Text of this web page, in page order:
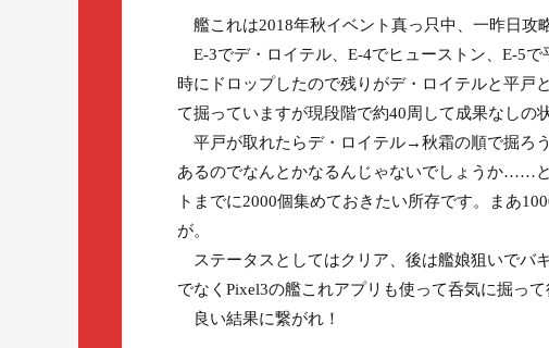
艦これは2018年秋イベント真っ只中、一昨日攻
E-3でデ・ロイテル、E-4でヒューストン、E-5
時にドロップしたので残りがデ・ロイテルと平戸
て掘っていますが現段階で約40周して成果なしの
平戸が取れたらデ・ロイテル→秋霜の順で掘ろ
あるのでなんとかなるんじゃないでしょうか……
トまでに2000個集めておきたい所存です。まあ
が。
ステータスとしてはクリア、後は艦娘狙いでバ
でなくPixel3の艦これアプリも使って呑気に掘って
良い結果に繋がれ！